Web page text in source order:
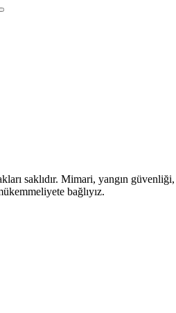
saklıdır. Mimari, yangın güvenliği,
bağlıyız.